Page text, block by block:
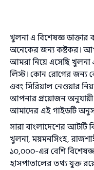
খুলনা এ বিশেষজ্ঞ
অনেকের জন্য কষ্টকর।
আমরা নিয়ে এসেছি খুলনা
লিস্ট। কোন রোগের জন্য
এবং সিরিয়াল নেওয়ার
আপনার প্রয়োজন অনুযায়ী
আমাদের এই গাইডটি
সারা বাংলাদেশের আটটি
খুলনা, ময়মনসিংহ,
১০,০০০-এর বেশি
হাসপাতালের তথ্য যুক্ত